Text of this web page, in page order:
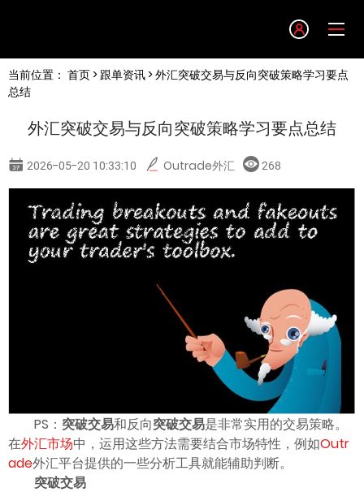
English
简体中文
한글
当前位置： 首页> 跟单资讯> 外汇突破交易与反向突破策略学习要点
总结
外汇突破交易与反向突破策略学习要点总结
2026-05-20 10:33:10 Outrade外汇 268
PS： 突破交易和反向突破交易是非常实用的交易策略。
在外汇市场中，运用这些方法需要结合市场特性，例如Outr
ade外汇平台提供的一些分析工具就能辅助判断。
突破交易